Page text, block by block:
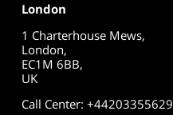
London
1 Charterhouse Mews,
London,
EC1M 6BB,
UK
Call Center: